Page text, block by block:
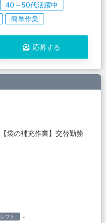
40～50代活躍中
簡単作業
応募する
【袋の補充作業】交替勤務
シフト -